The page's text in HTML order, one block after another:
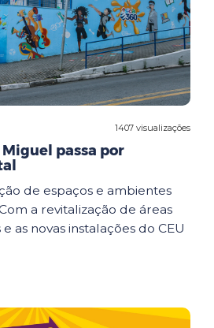
1407 visualizações
Miguel passa por
de espaços e ambientes
a revitalização de áreas
as novas instalações do CEU